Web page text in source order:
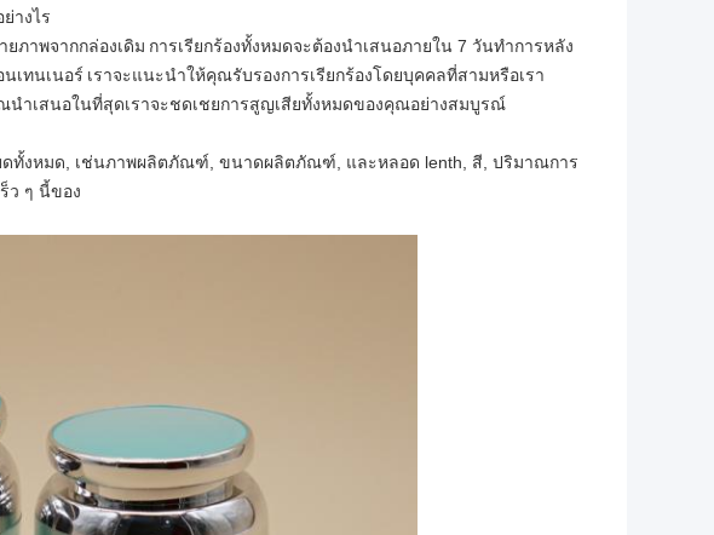
างไร
ภาพจากกล่องเดิม การเรียกร้องทั้งหมดจะต้องนำเสนอภายใน 7 วันทำการหลัง
เทนเนอร์ เราจะแนะนำให้คุณรับรองการเรียกร้องโดยบุคคลที่สามหรือเรา
นำเสนอในที่สุดเราจะชดเชยการสูญเสียทั้งหมดของคุณอย่างสมบูรณ์
ดทั้งหมด, เช่นภาพผลิตภัณฑ์, ขนาดผลิตภัณฑ์, และหลอด lenth, สี, ปริมาณการ
ว ๆ นี้ของ